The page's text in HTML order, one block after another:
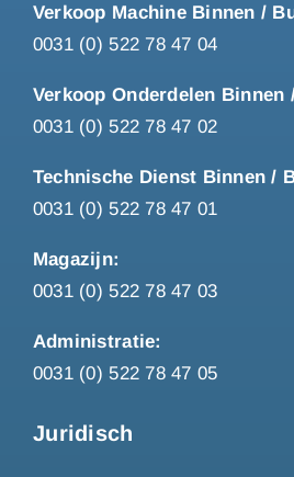
Verkoop Machine Binnen /
0031 (0) 522 78 47 04
Verkoop Onderdelen Binnen
0031 (0) 522 78 47 02
Technische Dienst Binnen /
0031 (0) 522 78 47 01
Magazijn:
0031 (0) 522 78 47 03
Administratie:
0031 (0) 522 78 47 05
Juridisch